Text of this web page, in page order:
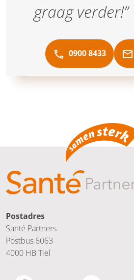
graag verder!”
0900 8433
Postadres
Santé Partners
Postbus 6063
4000 HB Tiel